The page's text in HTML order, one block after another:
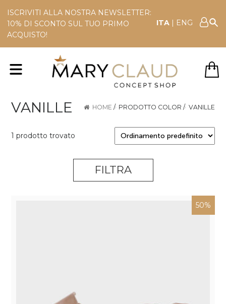
ISCRIVITI ALLA NOSTRA NEWSLETTER:
10% DI SCONTO SUL TUO PRIMO
ACQUISTO!
ITA | ENG
VANILLE HOME / PRODOTTO COLOR / VANILLE
1 prodotto trovato
FILTRA
50%